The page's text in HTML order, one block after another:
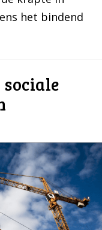
het bindend